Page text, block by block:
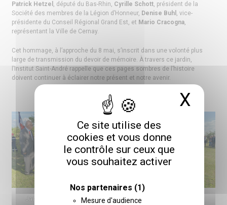
Ce site utilise des
cookies et vous donne
le contrôle sur ceux que
vous souhaitez activer
Nos partenaires (1)
Mesure d'audience
X
Patrick Hetzel , député du Bas-Rhin, Cyrille Schott, président de la
Société des membres de la Légion d’Honneur, Denise Buhl , vice-
présidente du Conseil Régional Grand Est, et Mario Cracogna,
représentant la Ville de Cernay.
Cet hommage, à l’approche du 8 mai, s’inscrit dans une volonté plus
large de transmission du devoir de mémoire. À travers ce jardin,
l’Institut Saint-André rappelle que ces pages sombres de l’histoire
doivent continuer à éclairer notre présent et notre avenir.
Jardin du souvenir Cernay Jardin du souvenir Cernay